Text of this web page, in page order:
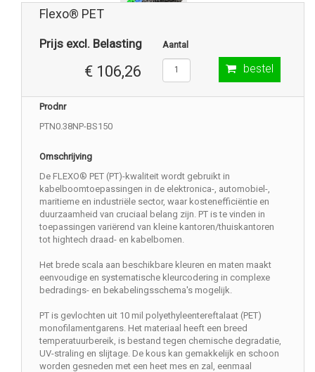
Flexo® PET
Prijs excl. Belasting
€ 106,26
Aantal
bestel
Prodnr
PTN0.38NP-BS150
Omschrijving
De FLEXO® PET (PT)-kwaliteit wordt gebruikt in
kabelboomtoepassingen in de elektronica-, automobiel-,
maritieme en industriële sector, waar kostenefficiëntie en
duurzaamheid van cruciaal belang zijn. PT is te vinden in
toepassingen variërend van kleine kantoren/thuiskantoren
tot hightech draad- en kabelbomen.
Het brede scala aan beschikbare kleuren en maten maakt
eenvoudige en systematische kleurcodering in complexe
bedradings- en bekabelingsschema's mogelijk.
PT is gevlochten uit 10 mil polyethyleentereftalaat (PET)
monofilamentgarens. Het materiaal heeft een breed
temperatuurbereik, is bestand tegen chemische degradatie,
UV-straling en slijtage. De kous kan gemakkelijk en schoon
worden gesneden met een heet mes en zal, eenmaal